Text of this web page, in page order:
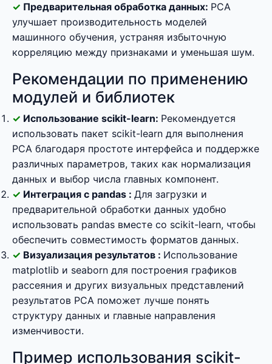
Предварительная обработка данных: PCA
улучшает производительность моделей
машинного обучения, устраняя избыточную
корреляцию между признаками и уменьшая шум.
Рекомендации по применению
модулей и библиотек
Использование scikit-learn: Рекомендуется
использовать пакет scikit-learn для выполнения
PCA благодаря простоте интерфейса и поддержке
различных параметров, таких как нормализация
данных и выбор числа главных компонент.
Интеграция с pandas : Для загрузки и
предварительной обработки данных удобно
использовать pandas вместе со scikit-learn, чтобы
обеспечить совместимость форматов данных.
Визуализация результатов : Использование
matplotlib и seaborn для построения графиков
рассеяния и других визуальных представлений
результатов PCA поможет лучше понять
структуру данных и главные направления
изменчивости.
Пример использования scikit-